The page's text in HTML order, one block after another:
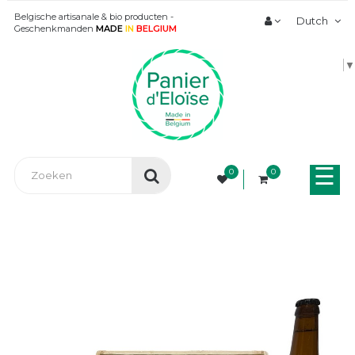
Belgische artisanale & bio producten -
Geschenkmanden MADE IN BELGIUM
Dutch
▼
0 0 ☰